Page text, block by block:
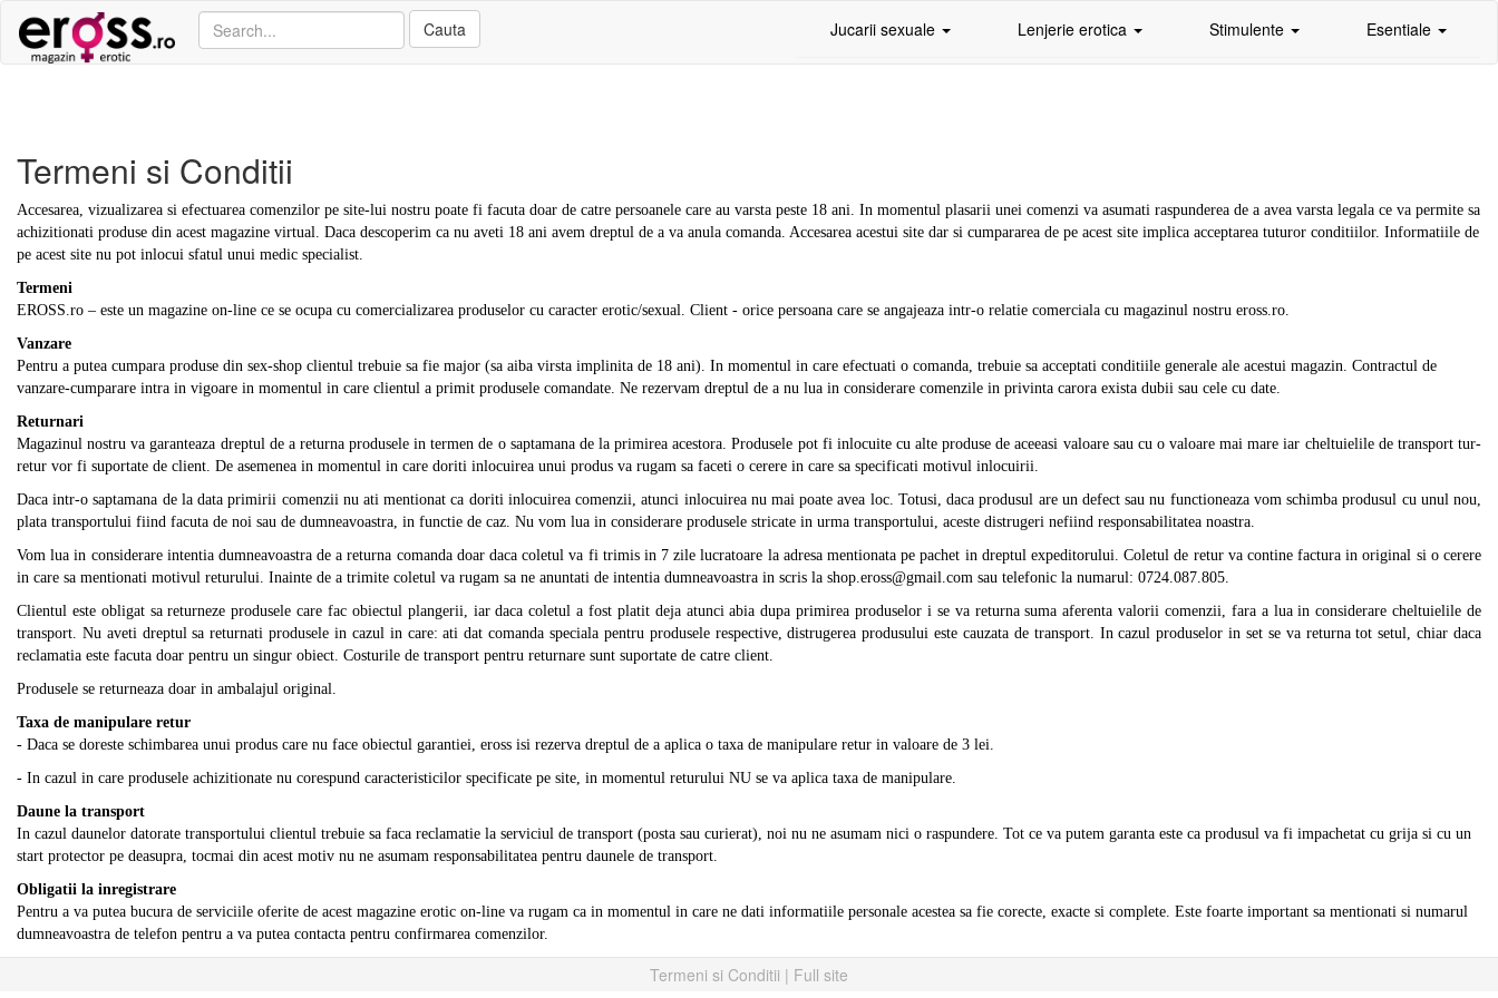
Cauta Jucarii sexuale Lenjerie erotica Stimulente Esentiale
Termeni si Conditii
Accesarea, vizualizarea si efectuarea comenzilor pe site-lui nostru poate fi facuta doar de catre persoanele care au varsta peste 18 ani. In momentul plasarii unei comenzi va asumati raspunderea de a avea varsta legala ce va permite sa
achizitionati produse din acest magazine virtual. Daca descoperim ca nu aveti 18 ani avem dreptul de a va anula comanda. Accesarea acestui site dar si cumpararea de pe acest site implica acceptarea tuturor conditiilor. Informatiile de
pe acest site nu pot inlocui sfatul unui medic specialist.
Termeni
EROSS.ro – este un magazine on-line ce se ocupa cu comercializarea produselor cu caracter erotic/sexual. Client - orice persoana care se angajeaza intr-o relatie comerciala cu magazinul nostru eross.ro.
Vanzare
Pentru a putea cumpara produse din sex-shop clientul trebuie sa fie major (sa aiba virsta implinita de 18 ani). In momentul in care efectuati o comanda, trebuie sa acceptati conditiile generale ale acestui magazin. Contractul de
vanzare-cumparare intra in vigoare in momentul in care clientul a primit produsele comandate. Ne rezervam dreptul de a nu lua in considerare comenzile in privinta carora exista dubii sau cele cu date.
Returnari
Magazinul nostru va garanteaza dreptul de a returna produsele in termen de o saptamana de la primirea acestora. Produsele pot fi inlocuite cu alte produse de aceeasi valoare sau cu o valoare mai mare iar cheltuielile de transport tur-
retur vor fi suportate de client. De asemenea in momentul in care doriti inlocuirea unui produs va rugam sa faceti o cerere in care sa specificati motivul inlocuirii.
Daca intr-o saptamana de la data primirii comenzii nu ati mentionat ca doriti inlocuirea comenzii, atunci inlocuirea nu mai poate avea loc. Totusi, daca produsul are un defect sau nu functioneaza vom schimba produsul cu unul nou,
plata transportului fiind facuta de noi sau de dumneavoastra, in functie de caz. Nu vom lua in considerare produsele stricate in urma transportului, aceste distrugeri nefiind responsabilitatea noastra.
Vom lua in considerare intentia dumneavoastra de a returna comanda doar daca coletul va fi trimis in 7 zile lucratoare la adresa mentionata pe pachet in dreptul expeditorului. Coletul de retur va contine factura in original si o cerere
in care sa mentionati motivul returului. Inainte de a trimite coletul va rugam sa ne anuntati de intentia dumneavoastra in scris la shop.eross@gmail.com sau telefonic la numarul: 0724.087.805.
Clientul este obligat sa returneze produsele care fac obiectul plangerii, iar daca coletul a fost platit deja atunci abia dupa primirea produselor i se va returna suma aferenta valorii comenzii, fara a lua in considerare cheltuielile de
transport. Nu aveti dreptul sa returnati produsele in cazul in care: ati dat comanda speciala pentru produsele respective, distrugerea produsului este cauzata de transport. In cazul produselor in set se va returna tot setul, chiar daca
reclamatia este facuta doar pentru un singur obiect. Costurile de transport pentru returnare sunt suportate de catre client.
Produsele se returneaza doar in ambalajul original.
Taxa de manipulare retur
- Daca se doreste schimbarea unui produs care nu face obiectul garantiei, eross isi rezerva dreptul de a aplica o taxa de manipulare retur in valoare de 3 lei.
- In cazul in care produsele achizitionate nu corespund caracteristicilor specificate pe site, in momentul returului NU se va aplica taxa de manipulare.
Daune la transport
In cazul daunelor datorate transportului clientul trebuie sa faca reclamatie la serviciul de transport (posta sau curierat), noi nu ne asumam nici o raspundere. Tot ce va putem garanta este ca produsul va fi impachetat cu grija si cu un
start protector pe deasupra, tocmai din acest motiv nu ne asumam responsabilitatea pentru daunele de transport.
Obligatii la inregistrare
Pentru a va putea bucura de serviciile oferite de acest magazine erotic on-line va rugam ca in momentul in care ne dati informatiile personale acestea sa fie corecte, exacte si complete. Este foarte important sa mentionati si numarul
dumneavoastra de telefon pentru a va putea contacta pentru confirmarea comenzilor.
Termeni si Conditii | Full site